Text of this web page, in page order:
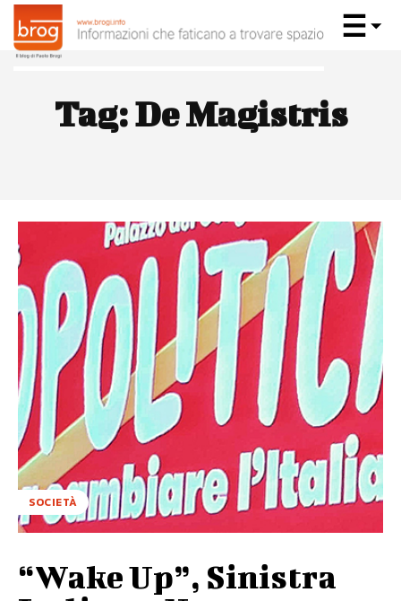
Tag:De Magistris
SOCIETÀ
“Wake Up”, Sinistra